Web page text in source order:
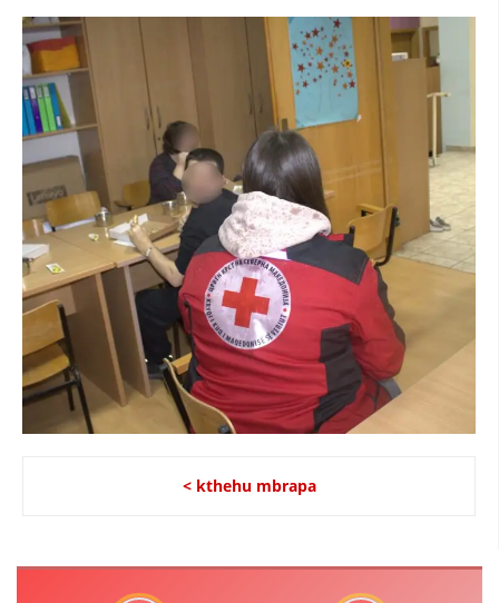
NIVELI I STRUKTURËS ORGANIZATIVE
DISEMINIMI
DREJTA NDERKOMBETARE HUMANITARE
PROMOVIMI I VLERAVE HUMANE
PËRDORIMIN DHE MBROJTJEN E STEMËS
SOCIALO-HUMANITARE
SI TË JEPNI DONACIONE
PËRGATITSHMËRI DHE VEPRIM GJATË KATASTROFAVE
EKIPE PËRGJIGJE DISASTER
STACIONIN E UJIT SHPËTIMIT – VODNO
< kthehu mbrapa